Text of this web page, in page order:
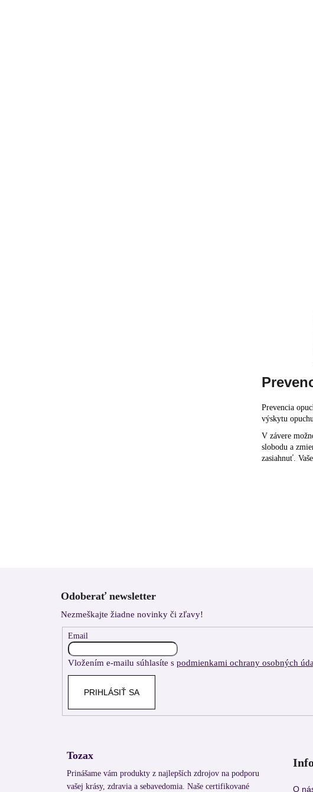
Prevencia
výskytu
V závere
slobodu a
zasiahnuť.
Odoberať newsletter
Nezmeškajte žiadne novinky či zľavy!
Email
Vložením e-mailu súhlasíte s podmienkami ochrany osobných
PRIHLÁSIŤ SA
Tozax
Prinášame vám produkty z najlepších zdrojov na podporu
vašej krásy, zdravia a sebavedomia. Naše certifikované
O